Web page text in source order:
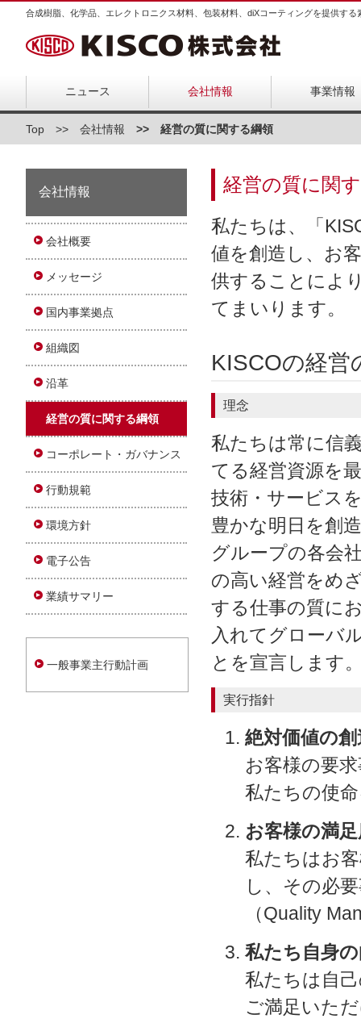
合成樹脂、化学品、エレクトロニクス材料、包装材料、diXコーティングを提供する
ニュース 会社情報 事業情報
Top 会社情報 経営の質に関する綱領
経営の質に関
私たちは、「
値を創造し、お
供することによ
てまいります。
KISCOの経営
理念
私たちは常に信
てる経営資源を
技術・サービス
豊かな明日を創
グループの各会
の高い経営をめ
する仕事の質に
入れてグローバ
とを宣言します
実行指針
絶対価値の
お客様の要
私たちの使
お客様の満
私たちはお
し、その必
（Quality
私たち自身
私たちは自
ご満足いた
会社情報
会社概要
メッセージ
国内事業拠点
組織図
沿革
経営の質に関する綱領
コーポレート・ガバナンス
行動規範
環境方針
電子公告
業績サマリー
一般事業主行動計画